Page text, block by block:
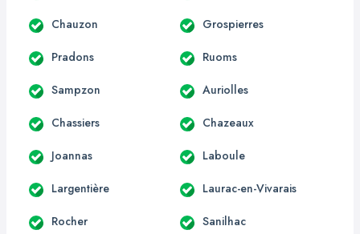
Chauzon Grospierres
Pradons Ruoms
Sampzon Auriolles
Chassiers Chazeaux
Joannas Laboule
Largentière Laurac-en-Vivarais
Rocher Sanilhac